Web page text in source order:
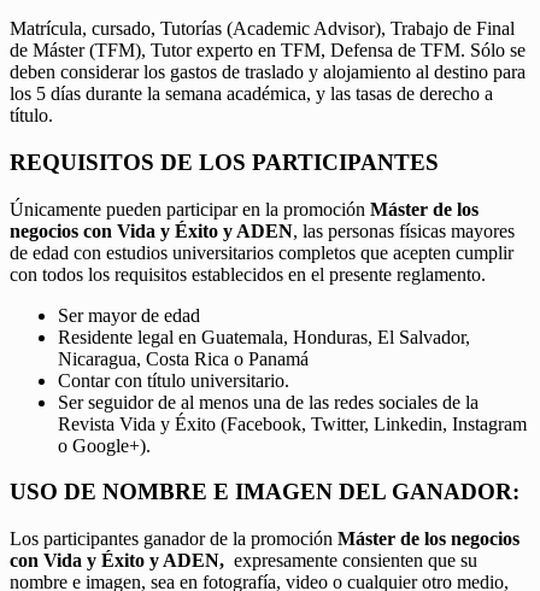
Matrícula, cursado, Tutorías (Academic Advisor), Trabajo de Final
de Máster (TFM), Tutor experto en TFM, Defensa de TFM. Sólo se
deben considerar los gastos de traslado y alojamiento al destino para
los 5 días durante la semana académica, y las tasas de derecho a
título.
REQUISITOS DE LOS PARTICIPANTES
Únicamente pueden participar en la promoción Máster de los
negocios con Vida y Éxito y ADEN, las personas físicas mayores
de edad con estudios universitarios completos que acepten cumplir
con todos los requisitos establecidos en el presente reglamento.
Ser mayor de edad
Residente legal en Guatemala, Honduras, El Salvador,
Nicaragua, Costa Rica o Panamá
Contar con título universitario.
Ser seguidor de al menos una de las redes sociales de la
Revista Vida y Éxito (Facebook, Twitter, Linkedin, Instagram
o Google+).
USO DE NOMBRE E IMAGEN DEL GANADOR:
Los participantes ganador de la promoción Máster de los negocios
con Vida y Éxito y ADEN, expresamente consienten que su
nombre e imagen, sea en fotografía, video o cualquier otro medio,